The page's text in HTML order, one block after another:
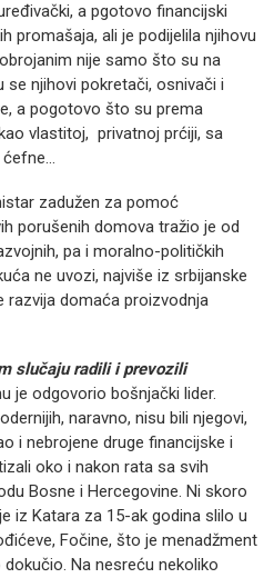
a pgotovo financijski
promašaja, ali je podijelila njihovu
nije samo što su na
njihovi pokretači, osnivači i
a pogotovo što su prema
vlastitoj, privatnoj prćiji, sa
zadužen za pomoć
porušenih domova tražio je od
pa i moralno-političkih
ne uvozi, najviše iz srbijanske
razvija domaća proizvodnja
slučaju radili i prevozili
je odgovorio bošnjački lider.
naravno, nisu bili njegovi,
i nebrojene druge financijske i
oko i nakon rata sa svih
Bosne i Hercegovine. Ni skoro
iz Katara za 15-ak godina slilo u
Fočine, što je menadžment
Na nesreću nekoliko